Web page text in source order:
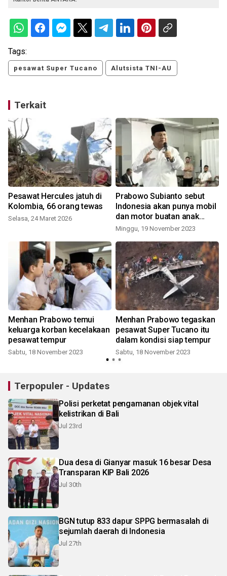
Tags:
pesawat Super Tucano Alutsista TNI-AU
Terkait
Pesawat Hercules jatuh di
Kolombia, 66 orang tewas
Selasa, 24 Maret 2026
Prabowo Subianto sebut
Indonesia akan punya mobil
dan motor buatan anak
bangsa
Minggu, 19 November 2023
Menhan Prabowo temui
keluarga korban kecelakaan
pesawat tempur
Sabtu, 18 November 2023
Menhan Prabowo tegaskan
pesawat Super Tucano itu
dalam kondisi siap tempur
Sabtu, 18 November 2023
Terpopuler - Updates
Polisi perketat pengamanan objek vital
kelistrikan di Bali
Jul 23rd
Dua desa di Gianyar masuk 16 besar Desa
Transparan KIP Bali 2026
Jul 30th
BGN tutup 833 dapur SPPG bermasalah di
sejumlah daerah di Indonesia
Jul 27th